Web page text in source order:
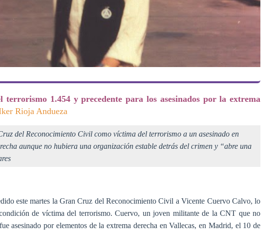
terrorismo 1.454 y precedente para los asesinados por la extrema
Rioja Andueza
del Reconocimiento Civil como víctima del terrorismo a un asesinado en
aunque no hubiera una organización estable detrás del crimen y “abre una
este martes la Gran Cruz del Reconocimiento Civil a Vicente Cuervo Calvo, lo
de víctima del terrorismo. Cuervo, un joven militante de la CNT que no
asesinado por elementos de la extrema derecha en Vallecas, en Madrid, el 10 de